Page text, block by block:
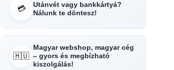
💳
Utánvét vagy bankkártyá?
Nálunk te döntesz!
🇭🇺
Magyar webshop, magyar cég
– gyors és megbízható
kiszolgálás!